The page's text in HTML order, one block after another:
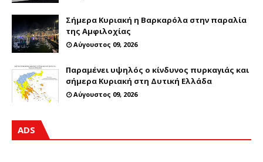
Σήμερα Κυριακή η Βαρκαρόλα στην παραλία
της Αμφιλοχίας
Αύγουστος 09, 2026
Παραμένει υψηλός ο κίνδυνος πυρκαγιάς και
σήμερα Κυριακή στη Δυτική Ελλάδα
Αύγουστος 09, 2026
ADS